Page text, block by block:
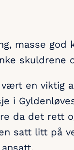
masse god
skuldrene
en viktig
i
da det rett
satt litt på